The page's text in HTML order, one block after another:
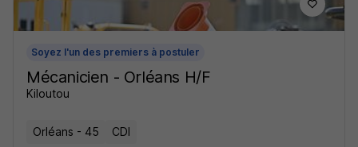
Soyez l'un des premiers à postuler
Mécanicien - Orléans H/F
Kiloutou
Orléans - 45 CDI